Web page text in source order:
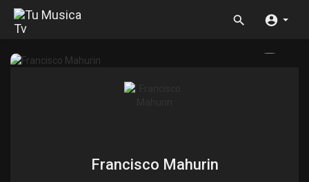
Francisco Mahurin